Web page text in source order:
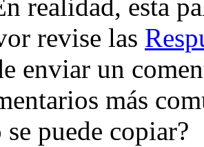
realidad, esta
revise las
enviar un
más
se puede copiar?